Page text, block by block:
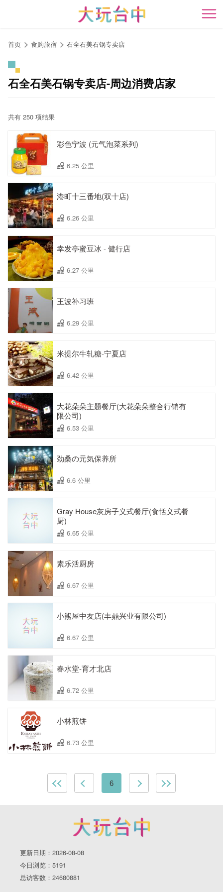
开
首页 食购旅宿 石全石美石锅专卖店
石全石美石锅专卖店-周边消费店家
共有 250 项结果
彩色宁波 (元气泡菜系列)
6.25 公里
港町十三番地(双十店)
6.26 公里
幸发亭蜜豆冰 - 健行店
6.27 公里
王波补习班
6.29 公里
米提尔牛轧糖-宁夏店
6.42 公里
大花朵朵主题餐厅(大花朵朵整合行销有
限公司)
6.53 公里
劲桑の元気保养所
6.6 公里
Gray House灰房子义式餐厅(食恬义式餐
厨)
6.65 公里
素乐活厨房
6.67 公里
小熊屋中友店(丰鼎兴业有限公司)
6.67 公里
春水堂-育才北店
6.72 公里
小林煎饼
6.73 公里
6
更新日期：2026-08-08
今日浏览：5191
总访客数：24680881